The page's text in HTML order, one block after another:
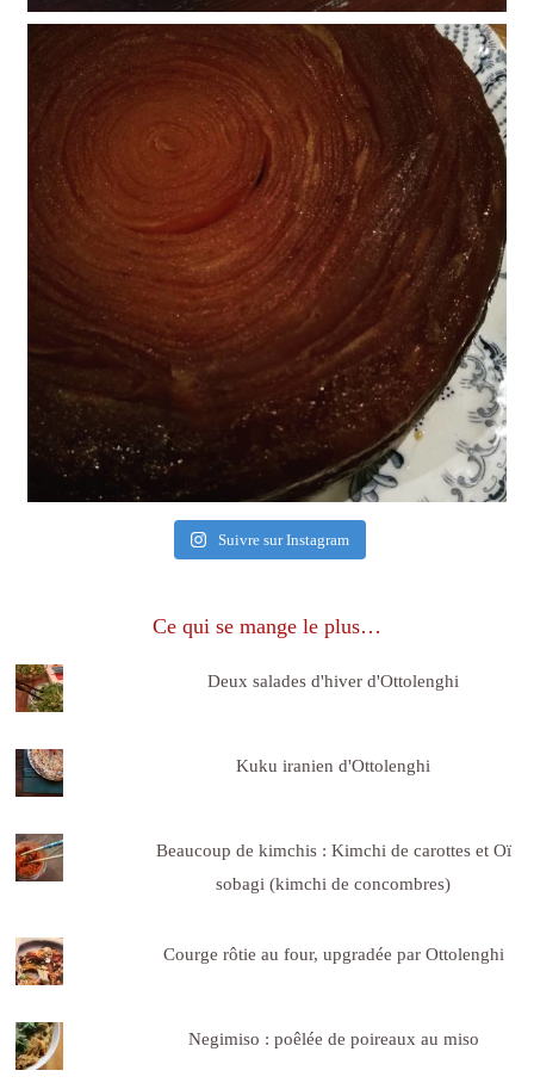
Suivre sur Instagram
Ce qui se mange le plus…
Deux salades d'hiver d'Ottolenghi
Kuku iranien d'Ottolenghi
Beaucoup de kimchis : Kimchi de carottes et Oï
sobagi (kimchi de concombres)
Courge rôtie au four, upgradée par Ottolenghi
Negimiso : poêlée de poireaux au miso